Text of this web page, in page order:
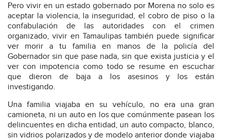
Pero vivir en un estado gobernado por Morena no solo es
aceptar la violencia, la inseguridad, el cobro de piso o la
confabulación de las autoridades con el crimen
organizado, vivir en Tamaulipas también puede significar
ver morir a tu familia en manos de la policía del
Gobernador sin que pase nada, sin que exista justicia y el
ver con impotencia como todo se resume en escuchar
que dieron de baja a los asesinos y los están
investigando.
Una familia viajaba en su vehículo, no era una gran
camioneta, ni un auto en los que comúnmente pasean los
delincuentes en dicha entidad, un auto compacto, blanco,
sin vidrios polarizados y de modelo anterior donde viajaba